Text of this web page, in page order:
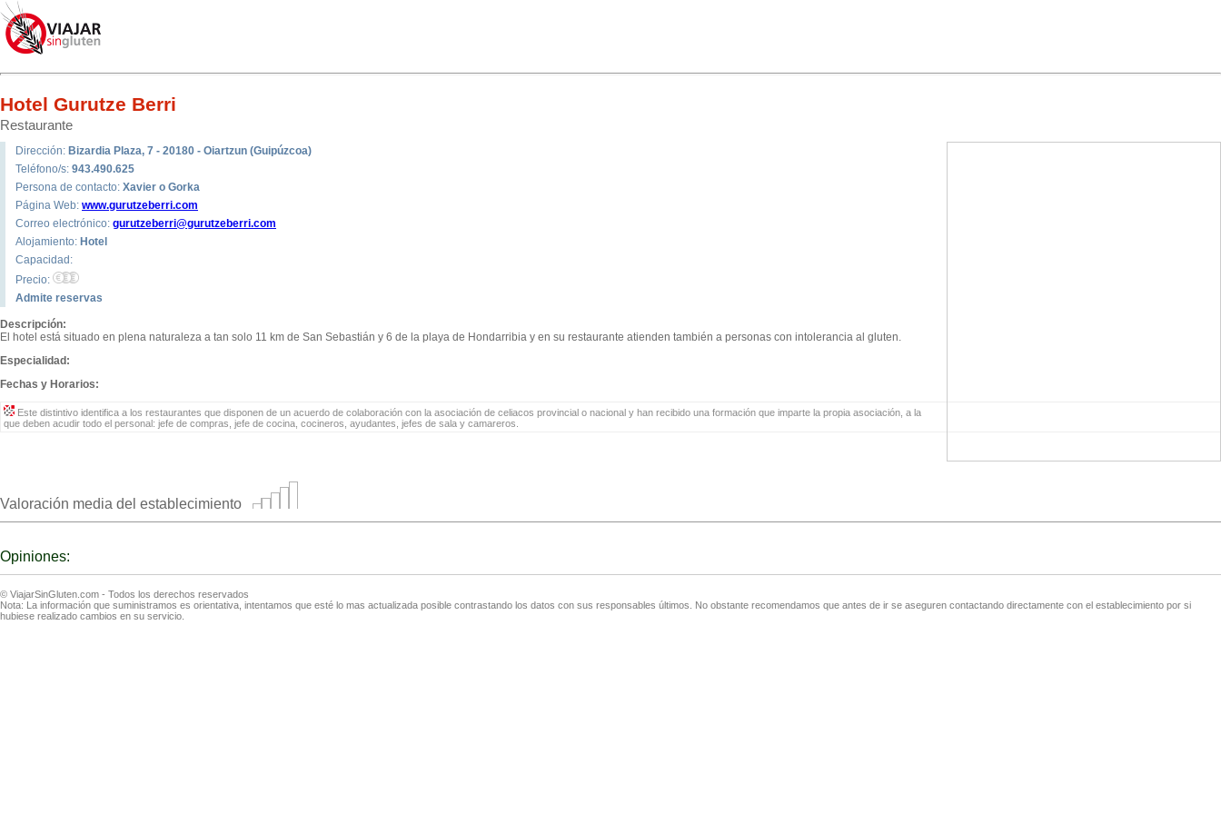
Hotel Gurutze Berri
Restaurante
Dirección: Bizardia Plaza, 7 - 20180 - Oiartzun (Guipúzcoa)
Teléfono/s: 943.490.625
Persona de contacto: Xavier o Gorka
Página Web: www.gurutzeberri.com
Correo electrónico: gurutzeberri@gurutzeberri.com
Alojamiento: Hotel
Capacidad:
Precio:
Admite reservas
Descripción:
El hotel está situado en plena naturaleza a tan solo 11 km de San Sebastián y 6 de la playa de Hondarribia y en su restaurante atienden también a personas con intolerancia al gluten.
Especialidad:
Fechas y Horarios:
Este distintivo identifica a los restaurantes que disponen de un acuerdo de colaboración con la asociación de celiacos provincial o nacional y han recibido una formación que imparte la propia asociación, a la
que deben acudir todo el personal: jefe de compras, jefe de cocina, cocineros, ayudantes, jefes de sala y camareros.
Valoración media del establecimiento
Opiniones:
© ViajarSinGluten.com - Todos los derechos reservados
Nota: La información que suministramos es orientativa, intentamos que esté lo mas actualizada posible contrastando los datos con sus responsables últimos. No obstante recomendamos que antes de ir se aseguren contactando directamente con el establecimiento por si
hubiese realizado cambios en su servicio.